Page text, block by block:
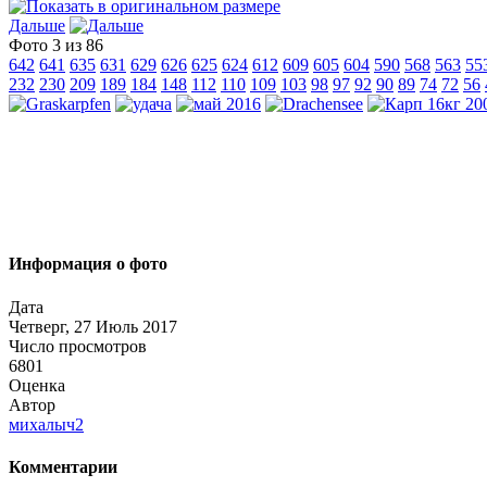
Дальше
Фото 3 из 86
642 641 635 631 629 626 625 624 612 609 605 604 590 568 563
232 230 209 189 184 148 112 110 109 103 98 97 92 90 89 74 72 56
Информация о фото
Дата
Четверг, 27 Июль 2017
Число просмотров
6801
Оценка
Автор
михалыч2
Комментарии